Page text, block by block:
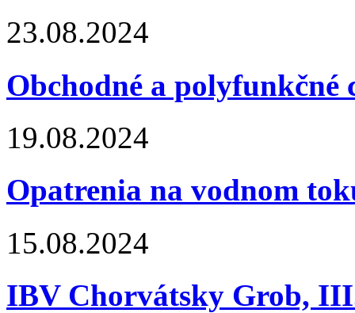
23.08.2024
Obchodné a
19.08.2024
Opatrenia na vodnom
15.08.2024
IBV Chorvátsky Grob,